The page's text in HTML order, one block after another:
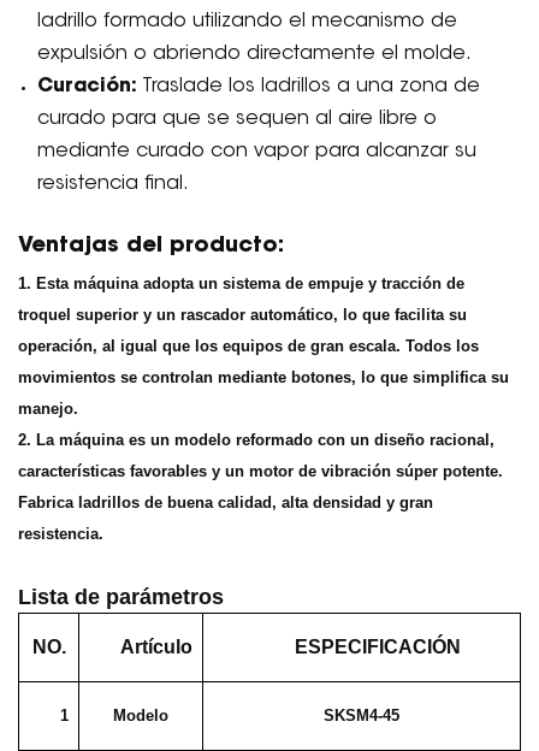
ladrillo formado utilizando el mecanismo de
expulsión o abriendo directamente el molde.
Curación: Traslade los ladrillos a una zona de
curado para que se sequen al aire libre o
mediante curado con vapor para alcanzar su
resistencia final.
Ventajas del producto:
1. Esta máquina adopta un sistema de empuje y tracción de
troquel superior y un rascador automático, lo que facilita su
operación, al igual que los equipos de gran escala. Todos los
movimientos se controlan mediante botones, lo que simplifica su
manejo.
2. La máquina es un modelo reformado con un diseño racional,
características favorables y un motor de vibración súper potente.
Fabrica ladrillos de buena calidad, alta densidad y gran
resistencia.
Lista de parámetros
NO. Artículo ESPECIFICACIÓN
1 Modelo SKSM4-45